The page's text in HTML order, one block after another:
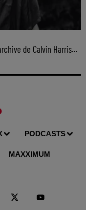
de Calvin Harris...
PODCASTS
MAXXIMUM